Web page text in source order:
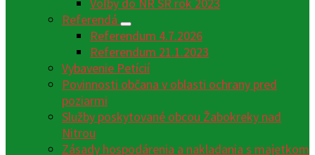
Voľby do NR SR rok 2023
Referendá
Referendum 4.7.2026
Referendum 21.1.2023
Vybavenie Petícií
Povinnosti občana v oblasti ochrany pred
poziarmi
Služby poskytované obcou Žabokreky nad
Nitrou
Zásady hospodárenia a nakladania s majetkom